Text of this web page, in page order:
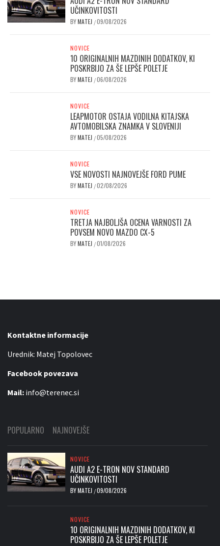
UČINKOVITOSTI
BYMATEJ /09/08/2026
NOVICE
10 ORIGINALNIH MAZDINIH DODATKOV, KI
POSKRBIJO ZA ŠE LEPŠE POLETJE
BYMATEJ /06/08/2026
NOVICE
LEAPMOTOR OSTAJA VODILNA KITAJSKA
AVTOMOBILSKA ZNAMKA V SLOVENIJI
BYMATEJ /05/08/2026
NOVICE
VSE NOVOSTI NAJNOVEJŠE FORD PUME
BYMATEJ /02/08/2026
NOVICE
TRETJA NAJBOLJŠA OCENA VARNOSTI ZA
POVSEM NOVO MAZDO CX-5
BYMATEJ /01/08/2026
Kontaktne informacije
Urednik: Matej Topolovec
Facebook povezava
Mail: info@terenec.si
POPULARNO NAJNOVEJŠE
NOVICE
AUDI A2 E-TRON NOV STANDARD
UČINKOVITOSTI
BYMATEJ /09/08/2026
NOVICE
10 ORIGINALNIH MAZDINIH DODATKOV, KI
POSKRBIJO ZA ŠE LEPŠE POLETJE